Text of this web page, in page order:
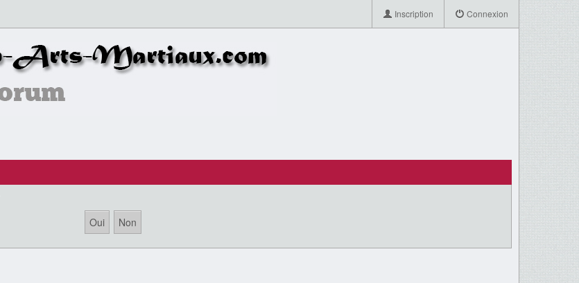
Inscription Connexion